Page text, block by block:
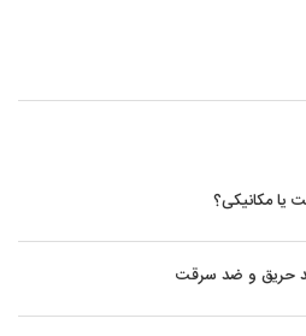
یا مکانیکی؟
حریق و ضد سرقت